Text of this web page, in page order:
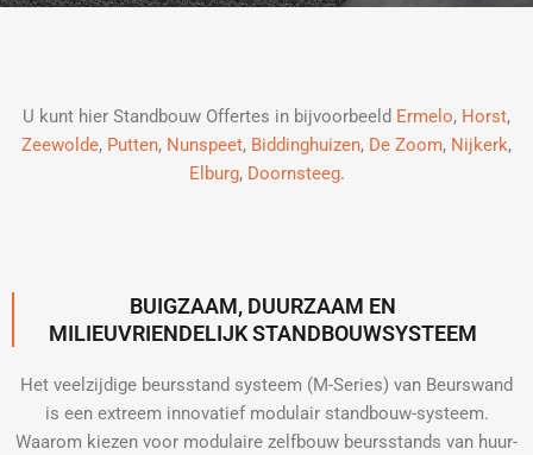
U kunt hier Standbouw Offertes in bijvoorbeeld Ermelo, Horst,
Zeewolde, Putten, Nunspeet, Biddinghuizen, De Zoom, Nijkerk,
Elburg, Doornsteeg.
BUIGZAAM, DUURZAAM EN
MILIEUVRIENDELIJK STANDBOUWSYSTEEM
Het veelzijdige beursstand systeem (M-Series) van Beurswand
is een extreem innovatief modulair standbouw-systeem.
Waarom kiezen voor modulaire zelfbouw beursstands van huur-